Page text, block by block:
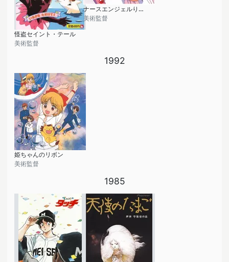
怪盗セイント・テール
美術監督
ナースエンジェルりりかSOS
美術監督
1992
姫ちゃんのリボン
美術監督
1985